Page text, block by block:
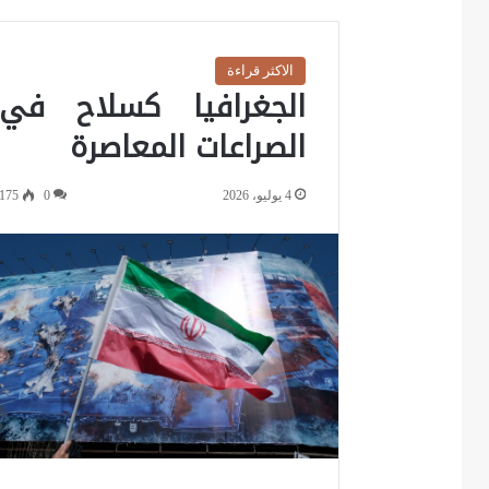
الاكثر قراءة
الجغرافيا كسلاح
الصراعات المعاصرة
4 يوليو، 2026 0